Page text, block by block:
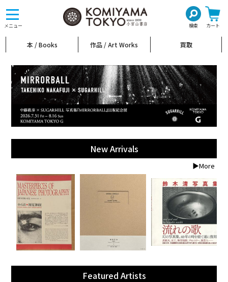
メニュー 検索 カート
toggle
navigation
本 / Books 作品 / Art Works 買取
New Arrivals
▶More
Featured Artists